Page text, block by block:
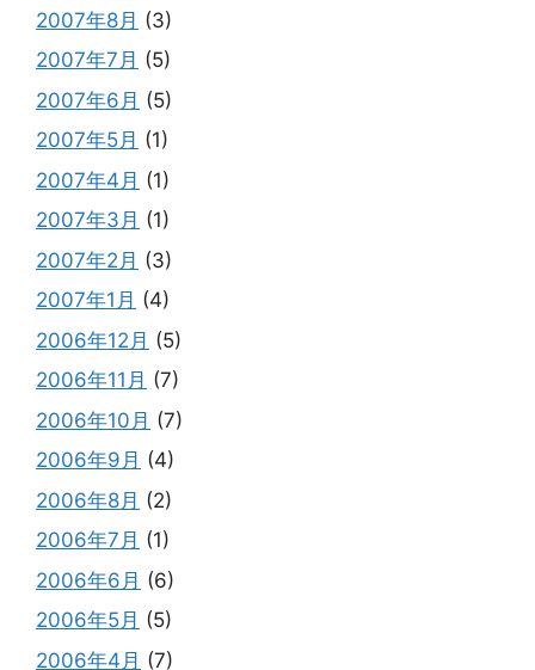
2007年8月 (3)
2007年7月 (5)
2007年6月 (5)
2007年5月 (1)
2007年4月 (1)
2007年3月 (1)
2007年2月 (3)
2007年1月 (4)
2006年12月 (5)
2006年11月 (7)
2006年10月 (7)
2006年9月 (4)
2006年8月 (2)
2006年7月 (1)
2006年6月 (6)
2006年5月 (5)
2006年4月 (7)